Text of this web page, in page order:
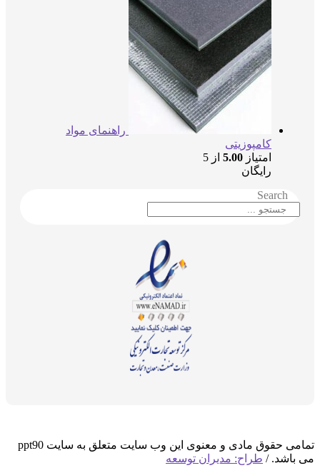
راهنمای مواد
کامپوزیتی
5.00از 5
تمامی حقوق مادی و معنوی این وب سایت متعلق به سایت ppt90
/ طراح: مدیران توسعه